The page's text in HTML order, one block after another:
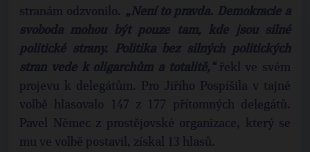
stranám odzvonilo. „Není to pravda. Demokracie a
svoboda mohou být pouze tam, kde jsou silné
politické strany. Politika bez silnýchpolitických
stran vede k oligarchům a totalitě, “řekl ve svém
projevu k delegátům. Pro Jiřího Pospíšila v tajné
volbě hlasovalo 147 z 177 přítomných delegátů.
Pavel Němec z prostějovské organizace, který se
mu ve volbě postavil, získal 13 hlasů.